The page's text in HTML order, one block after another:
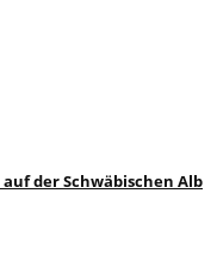
der Schwäbischen Alb